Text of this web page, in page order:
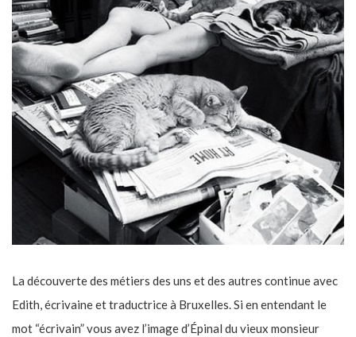
La découverte des métiers des uns et des autres continue avec
Edith, écrivaine et traductrice à Bruxelles. Si en entendant le
mot “écrivain” vous avez l’image d’Épinal du vieux monsieur